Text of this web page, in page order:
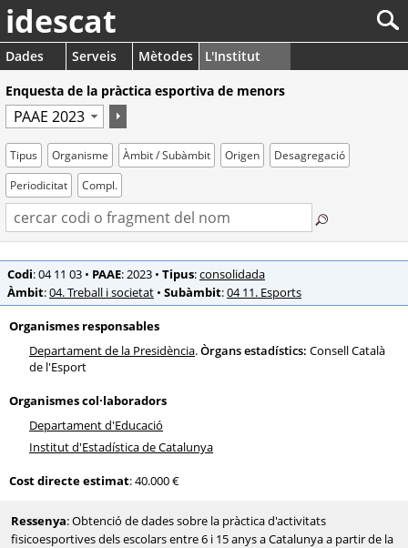
idescat
Dades Serveis Mètodes
L'Institut
Enquesta de la pràctica esportiva de menors
Tipus Organisme Àmbit / Subàmbit Origen
Desagregació
Periodicitat
Compl.
Codi: 04 11 03 • PAAE: 2023 • Tipus:consolidada
Àmbit:04. Treball i societat • Subàmbit:04 11. Esports
Organismes responsables
Departament de la Presidència.Òrgans estadístics: Consell Català
de l'Esport
Organismes col·laboradors
Departament d'Educació
Institut d'Estadística de Catalunya
Cost directe estimat: 40.000 €
Ressenya: Obtenció de dades sobre la pràctica d'activitats
fisicoesportives dels escolars entre 6 i 15 anys a Catalunya a partir de la